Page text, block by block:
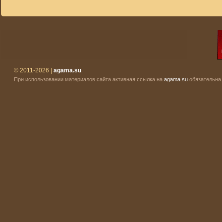
© 2011-2026 | agama.su
При использовании материалов сайта активная ссылка на agama.su обязательна.